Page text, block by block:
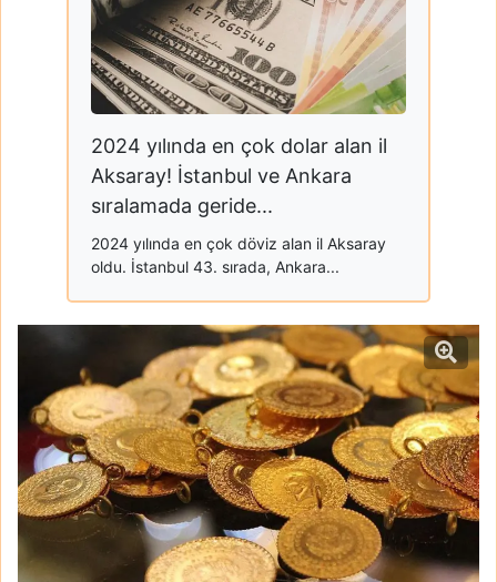
2024 yılında en çok dolar alan il
Aksaray! İstanbul ve Ankara
sıralamada geride...
2024 yılında en çok döviz alan il Aksaray
oldu. İstanbul 43. sırada, Ankara...